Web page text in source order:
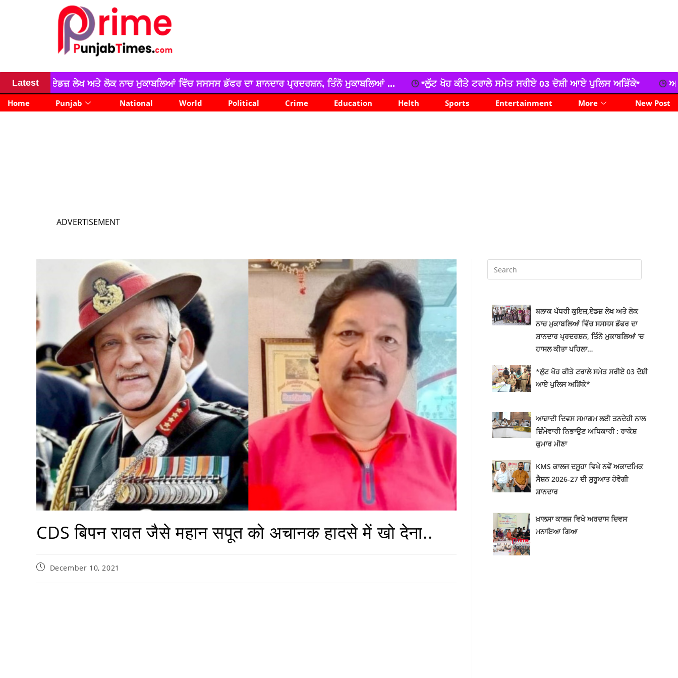
Latest
news
ਲੋਕ ਨਾਚ ਮੁਕਾਬਲਿਆਂ ਵਿੱਚ ਸਸਸਸ ਡੱਫਰ ਦਾ ਸ਼ਾਨਦਾਰ ਪ੍ਰਦਰਸ਼ਨ, ਤਿੰਨੋ ਮੁਕਾਬਲਿਆਂ ... *ਲੁੱਟ ਖੋਹ ਕੀਤੇ ਟਰਾਲੇ ਸਮੇਤ ਸਰੀਏ 03 ਦੋਸ਼ੀ ਆਏ ਪੁਲਿਸ ਅੜਿੱਕੇ* ਆਜ਼ਾਦੀ ਦਿਵਸ ਸਮਾਗਮ ਲਈ
Home Punjab National World Political Crime Education Helth Sports Entertainment More New Post
ADVERTISEMENT
CDS बिपन रावत जैसे महान सपूत को अचानक हादसे में खो देना..
December 10, 2021
ਬਲਾਕ ਪੱਧਰੀ ਕੁਇਜ਼,ਏਡਜ਼ ਲੇਖ ਅਤੇ ਲੋਕ
ਨਾਚ ਮੁਕਾਬਲਿਆਂ ਵਿੱਚ ਸਸਸਸ ਡੱਫਰ ਦਾ
ਸ਼ਾਨਦਾਰ ਪ੍ਰਦਰਸ਼ਨ, ਤਿੰਨੋ ਮੁਕਾਬਲਿਆਂ ‘ਚ
ਹਾਸਲ ਕੀਤਾ ਪਹਿਲਾ…
*ਲੁੱਟ ਖੋਹ ਕੀਤੇ ਟਰਾਲੇ ਸਮੇਤ ਸਰੀਏ 03 ਦੋਸ਼ੀ
ਆਏ ਪੁਲਿਸ ਅੜਿੱਕੇ*
ਆਜ਼ਾਦੀ ਦਿਵਸ ਸਮਾਗਮ ਲਈ ਤਨਦੇਹੀ ਨਾਲ
ਜ਼ਿੰਮੇਵਾਰੀ ਨਿਭਾਉਣ ਅਧਿਕਾਰੀ : ਰਾਕੇਸ਼
ਕੁਮਾਰ ਮੀਣਾ
KMS ਕਾਲਜ ਦਸੂਹਾ ਵਿਖੇ ਨਵੇਂ ਅਕਾਦਮਿਕ
ਸੈਸ਼ਨ 2026-27 ਦੀ ਸ਼ੁਰੂਆਤ ਹੋਵੇਗੀ
ਸ਼ਾਨਦਾਰ
ਖ਼ਾਲਸਾ ਕਾਲਜ ਵਿਖੇ ਅਰਦਾਸ ਦਿਵਸ
ਮਨਾਇਆ ਗਿਆ